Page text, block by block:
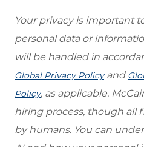
Your privacy is important
personal data or
will be handled in
Global Privacy Policyand
Policy, as applicable.
hiring process, though all
by humans. You can